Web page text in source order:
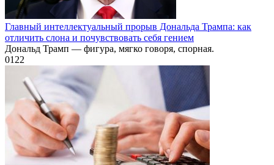
Главный интеллектуальный прорыв Дональда Трампа: как
отличить слона и почувствовать себя гением
Дональд Трамп — фигура, мягко говоря, спорная.
0122